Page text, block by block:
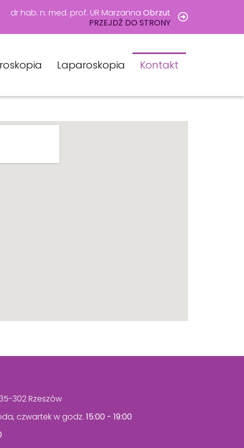
dr hab. n. med. prof. UR Marzanna Obrzut
PRZEJDŹ DO STRONY
Laparoskopia Kontakt
302 Rzeszów
czwartek w godz. 15:00 - 19:00